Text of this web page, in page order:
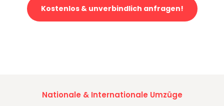
Kostenlos & unverbindlich anfragen!
Nationale & Internationale Umzüge